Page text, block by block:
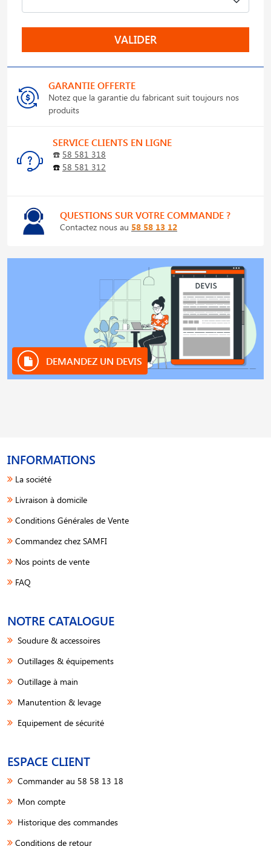
VALIDER
GARANTIE OFFERTE
Notez que la garantie du fabricant suit toujours nos
produits
SERVICE CLIENTS EN LIGNE
☎️ 58 581 318
☎️ 58 581 312
QUESTIONS SUR VOTRE COMMANDE ?
Contactez nous au 58 58 13 12
DEMANDEZ UN DEVIS
INFORMATIONS
La société
Livraison à domicile
Conditions Générales de Vente
Commandez chez SAMFI
Nos points de vente
FAQ
NOTRE CATALOGUE
Soudure & accessoires
Outillages & équipements
Outillage à main
Manutention & levage
Equipement de sécurité
ESPACE CLIENT
Commander au 58 58 13 18
Mon compte
Historique des commandes
Conditions de retour